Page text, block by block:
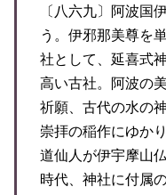
〔八六九〕阿波国
う。伊邪那美尊を
社として、延喜式
高い古社。阿波の
祈願、古代の水の
崇拝の稲作にゆか
道仙人が伊宇摩山
時代、神社に付属